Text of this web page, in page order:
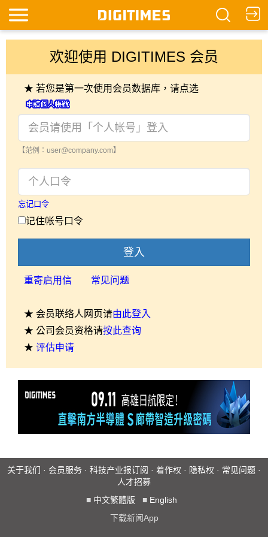
欢迎使用 DIGITIMES 会员
★ 若您是第一次使用会员数据库，请点选
【范例：user@company.com】
忘记口令
记住帐号口令
登入
重寄启用信 常见问题
★ 会员联络人网页请由此登入
★ 公司会员资格请按此查询
★ 评估申请
关于我们 · 会员服务 · 科技产业报订阅 · 着作权 · 隐私权 · 常见问题 ·
人才招募
■ 中文繁體版 ■ English
下载新闻App